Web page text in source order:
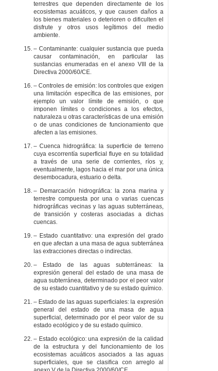
terrestres que dependen directamente de los
ecosistemas acuáticos, y que causen daños a
los bienes materiales o deterioren o dificulten el
disfrute y otros usos legítimos del medio
ambiente.
– Contaminante: cualquier sustancia que pueda
causar contaminación, en particular las
sustancias enumeradas en el anexo VIII de la
Directiva 2000/60/CE.
– Controles de emisión: los controles que exigen
una limitación específica de las emisiones, por
ejemplo un valor límite de emisión, o que
imponen límites o condiciones a los efectos,
naturaleza u otras características de una emisión
o de unas condiciones de funcionamiento que
afecten a las emisiones.
– Cuenca hidrográfica: la superficie de terreno
cuya escorrentía superficial fluye en su totalidad
a través de una serie de corrientes, ríos y,
eventualmente, lagos hacia el mar por una única
desembocadura, estuario o delta.
– Demarcación hidrográfica: la zona marina y
terrestre compuesta por una o varias cuencas
hidrográficas vecinas y las aguas subterráneas,
de transición y costeras asociadas a dichas
cuencas.
– Estado cuantitativo: una expresión del grado
en que afectan a una masa de agua subterránea
las extracciones directas o indirectas.
– Estado de las aguas subterráneas: la
expresión general del estado de una masa de
agua subterránea, determinado por el peor valor
de su estado cuantitativo y de su estado químico.
– Estado de las aguas superficiales: la expresión
general del estado de una masa de agua
superficial, determinado por el peor valor de su
estado ecológico y de su estado químico.
– Estado ecológico: una expresión de la calidad
de la estructura y del funcionamiento de los
ecosistemas acuáticos asociados a las aguas
superficiales, que se clasifica con arreglo al